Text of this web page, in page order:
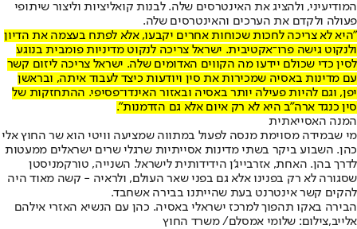
המודיעיני, ולהציג את האינטרסים שלה. לבנות קואליציות וליצור שיתופי
פעולה ולקדם את הערכים והאינטרסים שלה.
"היא לא צריכה לחכות שכוחות אחרים יקבעו, אלא לפתח בעצמה את הדיון
ולנקוט גישה פרו־אקטיבית. ישראל צריכה לנקוט מדיניות פומבית בנוגע
לסין כדי שכולם יידעו מה הקווים האדומים שלה. ישראל צריכה ליזום קשר
עם מדינות באסיה שמכירות את סין ויודעות כיצד לעבוד איתה, ובראשן
יפן, וגם להיות פעילה יותר באסיה ובאזור האינדו־פסיפי. ההתחזקות של
סין כנגד ארה"ב היא לא רק איום אלא גם הזדמנות".
המנה האסייאתית
מי שבמידה מסוימת מנסה לפעול במתווה שמציעה וויטי הוא שר החוץ אלי
כהן. השבוע ביקר בשתי מדינות אסייתיות שרגלי שרים ישראלים ממעטות
לדרך בהן. האחת, אזרבייג'ן הידידותית לישראל. השנייה, טורקמניסטן
שסגורה לא רק בפנינו אלא גם בפני שאר העולם, ולראיה - קשה מאוד היה
להקים קשר אינטרנט בעת שהייתנו בבירה אשחבד.
הבירה באקו תהפוך למרכז ישראלי באסיה. כהן עם הנשיא האזרי אילהם
אלייב,צילום: שלומי אמסלם/ משרד החוץ